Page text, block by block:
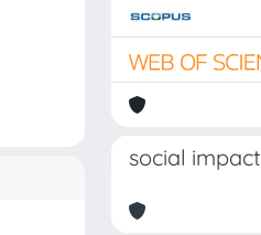
social impact